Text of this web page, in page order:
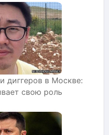
диггеров в Москве:
свою роль